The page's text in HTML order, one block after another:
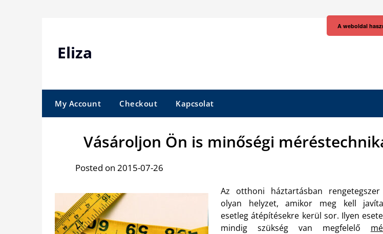
Eliza
My Account Checkout Kapcsolat
Vásároljon Ön is minőségi
Posted on 2015-07-26
Az otthoni háztartásban
olyan helyzet, amikor meg kell
esetleg átépítésekre kerül sor. Ilyen
mindig szükség van megfelelő
A weboldal